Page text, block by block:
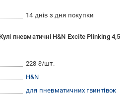
14 днів з дня покупки
пневматичні H&N Excite Plinking 4,5
228 ₴/шт.
H&N
для пневматичних гвинтівок